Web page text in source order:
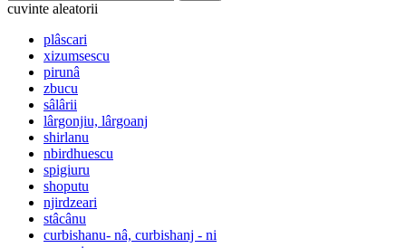
cuvinte aleatorii
plâscari
xizumsescu
pirunâ
zbucu
sâlârii
lârgonjiu, lârgoanj
shirlanu
nbirdhuescu
spigiuru
shoputu
njirdzeari
stâcânu
curbishanu- nâ, curbishanj - ni